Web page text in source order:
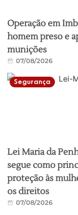
Operação em
homem preso e
munições
07/08/2026
Segurança
Lei Maria da
segue como
proteção às
os direitos
07/08/2026